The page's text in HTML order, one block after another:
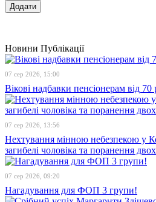
Новини Публікації
07 сер 2026, 15:00
Вікові надбавки пенсіонерам від
07 сер 2026, 13:56
Нехтування мінною небезпекою у
загибелі чоловіка та поранення
07 сер 2026, 09:20
Нагадування для ФОП 3 групи!